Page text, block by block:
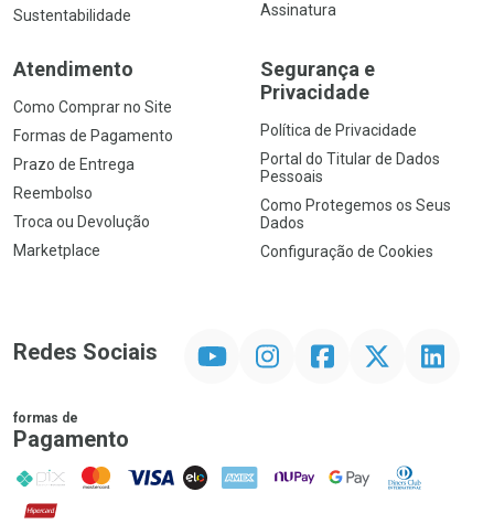
Sustentabilidade
Assinatura
Atendimento
Como Comprar no Site
Formas de Pagamento
Prazo de Entrega
Reembolso
Troca ou Devolução
Marketplace
Segurança e
Privacidade
Política de Privacidade
Portal do Titular de Dados
Pessoais
Como Protegemos os Seus
Dados
Configuração de Cookies
Redes Sociais InstagramFacebookTwitter Linkedin
formas de
Pagamento
PIX MasterCard
VISA ELO AMEX NuPay Google PayDiners Club
Hipercard